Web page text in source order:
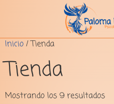
Inicio / Tienda
Tienda
Mostrando los 9 resultados